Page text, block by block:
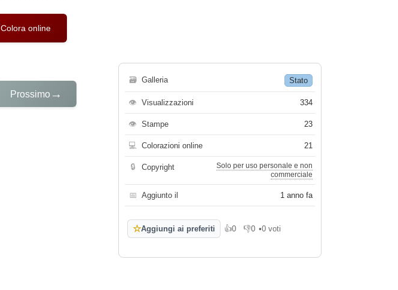
Colora online
Prossimo →
🗃 Galleria Stato
👁 Visualizzazioni 334
👁 Stampe 23
💻 Colorazioni online 21
🔒 Copyright
Solo per uso personale e non
commerciale
📅 Aggiunto il 1 anno fa
☆Aggiungi ai preferiti 👍0
Mi piace
👎0
Non mi piace
•0 voti